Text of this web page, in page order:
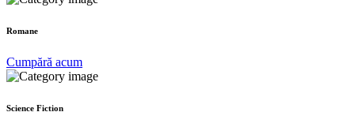
Romane
Cumpără acum
Science Fiction